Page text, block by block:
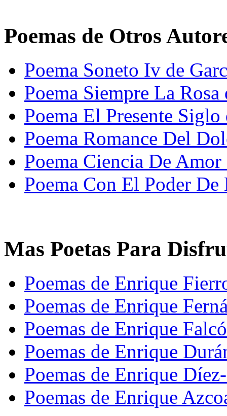
Poemas de Otros
Poema Soneto Iv de
Poema Siempre La
Poema El Presente
Poema Romance Del
Poema Ciencia De
Poema Con El Poder
Mas Poetas Para
Poemas de Enrique
Poemas de Enrique
Poemas de Enrique
Poemas de Enrique
Poemas de Enrique
Poemas de Enrique